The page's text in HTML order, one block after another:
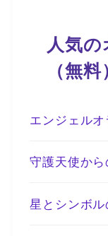
人気
（無料）
エンジェル
守護天使か
星とシンボ